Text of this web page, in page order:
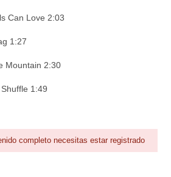
Can Love 2:03
1:27
Mountain 2:30
1:49
completo necesitas estar registrado